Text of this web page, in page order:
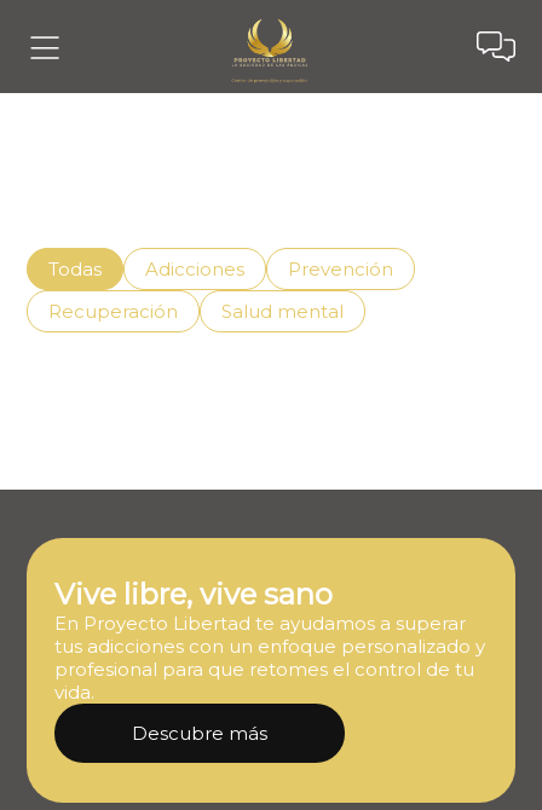
Todas Adicciones
Prevención
Recuperación
Salud mental
Vive libre, vive sano
En Proyecto Libertad te ayudamos a superar
tus adicciones con un enfoque personalizado y
profesional para que retomes el control de tu
vida.
Descubre más